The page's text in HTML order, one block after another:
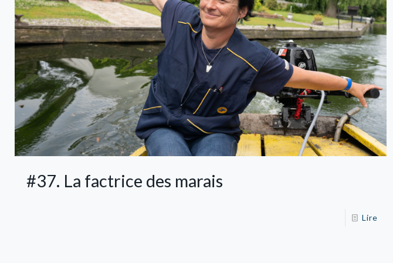
#37. La factrice des marais
Lire